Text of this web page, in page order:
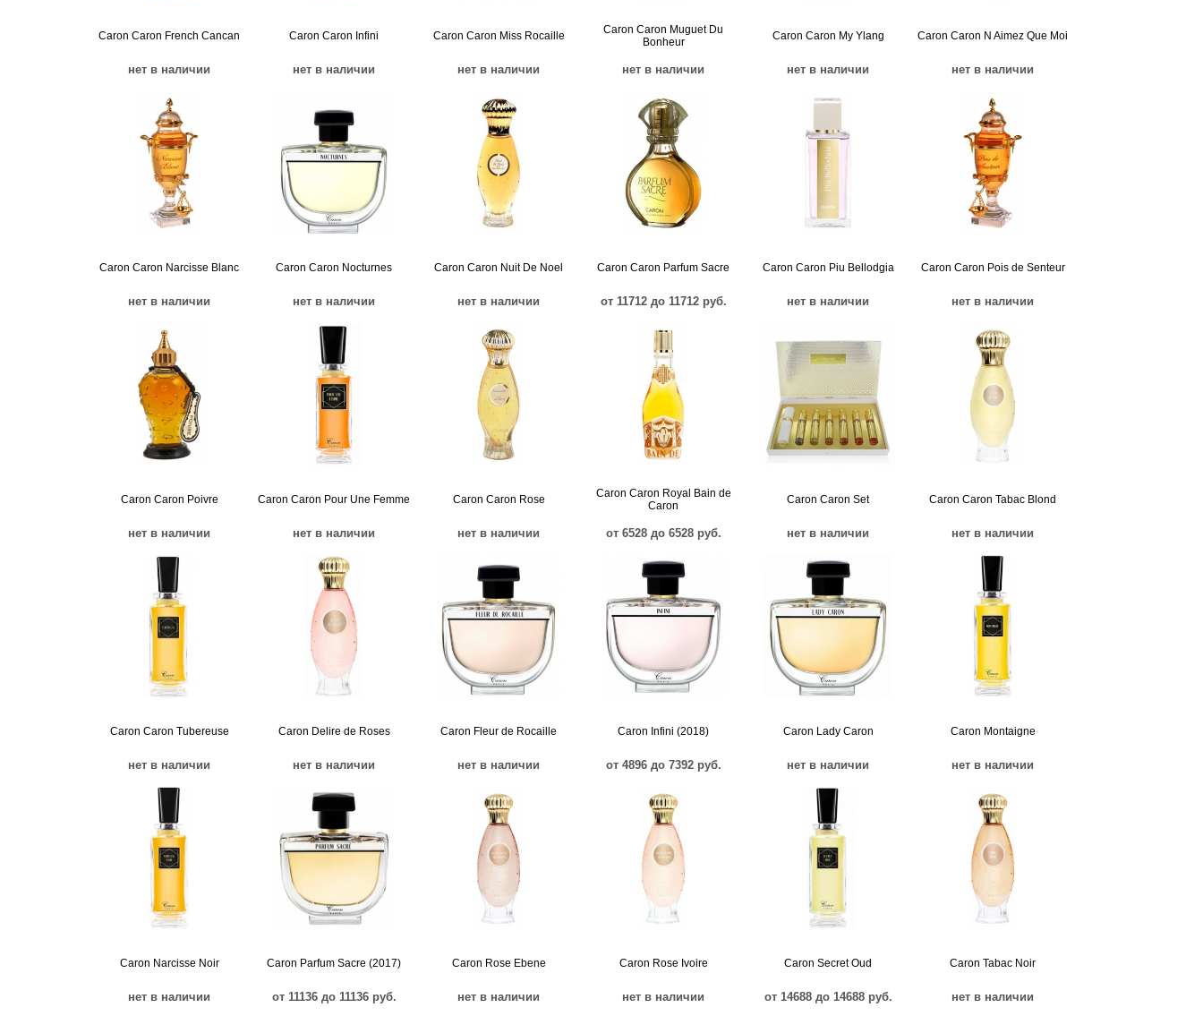
Caron Caron French Cancan
нет в наличии
Caron Caron Infini
нет в наличии
Caron Caron Miss Rocaille
нет в наличии
Caron Caron Muguet Du
Bonheur
нет в наличии
Caron Caron My Ylang
нет в наличии
Caron Caron N Aimez Que Moi
нет в наличии
Caron Caron Narcisse Blanc
нет в наличии
Caron Caron Nocturnes
нет в наличии
Caron Caron Nuit De Noel
нет в наличии
Caron Caron Parfum Sacre
от 11712 до 11712 руб.
Caron Caron Piu Bellodgia
нет в наличии
Caron Caron Pois de Senteur
нет в наличии
Caron Caron Poivre
нет в наличии
Caron Caron Pour Une Femme
нет в наличии
Caron Caron Rose
нет в наличии
Caron Caron Royal Bain de
Caron
от 6528 до 6528 руб.
Caron Caron Set
нет в наличии
Caron Caron Tabac Blond
нет в наличии
Caron Caron Tubereuse
нет в наличии
Caron Delire de Roses
нет в наличии
Caron Fleur de Rocaille
нет в наличии
Caron Infini (2018)
от 4896 до 7392 руб.
Caron Lady Caron
нет в наличии
Caron Montaigne
нет в наличии
Caron Narcisse Noir
нет в наличии
Caron Parfum Sacre (2017)
от 11136 до 11136 руб.
Caron Rose Ebene
нет в наличии
Caron Rose Ivoire
нет в наличии
Caron Secret Oud
от 14688 до 14688 руб.
Caron Tabac Noir
нет в наличии